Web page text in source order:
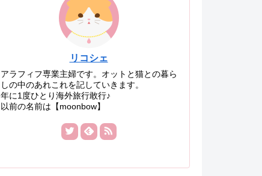
リコシェ
アラフィフ専業主婦です。オットと猫との暮ら
しの中のあれこれを記していきます。
年に1度ひとり海外旅行敢行♪
以前の名前は【moonbow】